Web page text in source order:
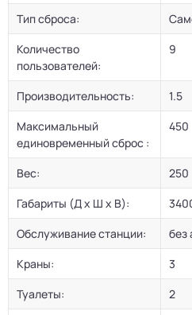
Тип сброса:
Количество
пользователей:
9
Производительность:
1.5
Максимальный
единовременный сброс :
450
Вес:
250
Габариты (Д х Ш х В):
Обслуживание станции:
без
Краны:
3
Туалеты:
2